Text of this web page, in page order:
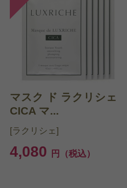
マスク ド ラクリシェ
CICA マ...
[ラクリシェ]
4,080 円（税込）